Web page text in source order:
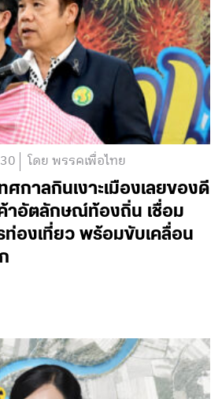
โดย พรรคเพื่อไทย
ทศกาลกินเงาะเมืองเลยของดี
าอัตลักษณ์ท้องถิ่น เชื่อม
ท่องเที่ยว พร้อมขับเคลื่อน